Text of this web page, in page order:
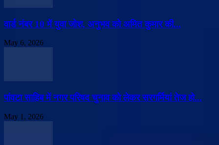
वार्ड नंबर 10 में युवा जोश, अनुभव को अमित कुमार की...
May 6, 2026
पांवटा साहिब में नगर परिषद चुनाव को लेकर सरगर्मियां तेज हो...
May 1, 2026